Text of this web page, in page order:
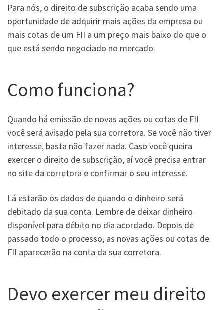
Para nós, o direito de subscrição acaba sendo uma
oportunidade de adquirir mais ações da empresa ou
mais cotas de um FII a um preço mais baixo do que o
que está sendo negociado no mercado.
Como funciona?
Quando há emissão de novas ações ou cotas de FII
você será avisado pela sua corretora. Se você não tiver
interesse, basta não fazer nada. Caso você queira
exercer o direito de subscrição, aí você precisa entrar
no site da corretora e confirmar o seu interesse.
Lá estarão os dados de quando o dinheiro será
debitado da sua conta. Lembre de deixar dinheiro
disponível para débito no dia acordado. Depois de
passado todo o processo, as novas ações ou cotas de
FII aparecerão na conta da sua corretora.
Devo exercer meu direito